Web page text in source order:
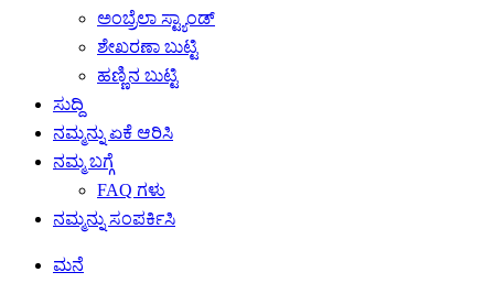
ಅಂಬ್ರೆಲಾ ಸ್ಟ್ಯಾಂಡ್
ಶೇಖರಣಾ ಬುಟ್ಟಿ
ಹಣ್ಣಿನ ಬುಟ್ಟಿ
ಸುದ್ದಿ
ನಮ್ಮನ್ನು ಏಕೆ ಆರಿಸಿ
ನಮ್ಮ ಬಗ್ಗೆ
FAQ ಗಳು
ನಮ್ಮನ್ನು ಸಂಪರ್ಕಿಸಿ
ಮನೆ